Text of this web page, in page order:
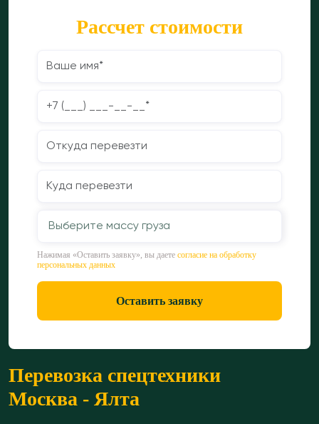
Перевозка спецтехники
Москва - Ялта
Рассчет стоимости
Выберите массу груза
Нажимая «Оставить заявку», вы даете согласие на обработку
персональных данных
Оставить заявку